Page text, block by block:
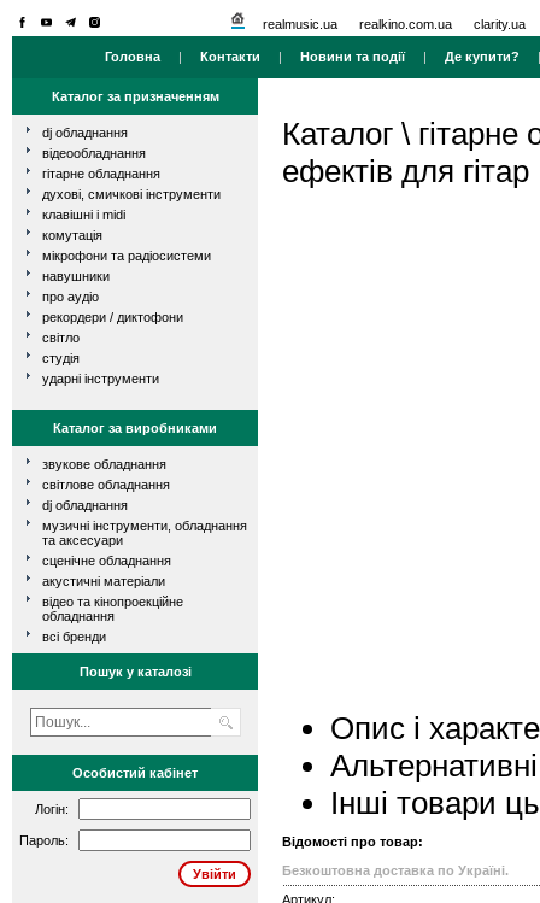
realmusic.ua realkino.com.ua clarity.ua
Головна | Контакти | Новини та події| Де купити?
Каталог за призначенням
dj обладнання
відеообладнання
гітарне обладнання
духові, смичкові інструменти
клавішні і midi
комутація
мікрофони та радіосистеми
навушники
про аудіо
рекордери / диктофони
світло
студія
ударні інструменти
Каталог за виробниками
звукове обладнання
світлове обладнання
dj обладнання
музичні інструменти, обладнання
та аксесуари
сценічне обладнання
акустичні матеріали
відео та кінопроекційне
обладнання
всі бренди
Пошук у каталозі
Особистий кабінет
Логін:
Пароль:
Каталог \ гітарне
ефектів для гітар
Опис і
Інші товари
Відомості про товар:
Безкоштовна доставка по Україні.
Артикул: